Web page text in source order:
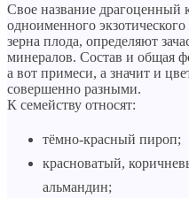
Свое название драгоценный
одноименного
зерна плода, определяют
минералов. Состав и общая
а вот примеси, а значит и
совершенно разными.
К семейству относят:
тёмно-красный пироп;
красноватый,
альмандин;